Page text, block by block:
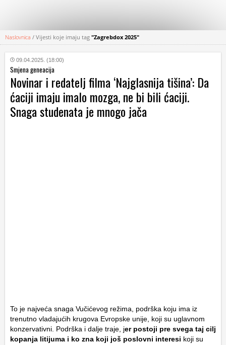
KATEGORIJE
HRVATSKI
WEB
Naslovnica / Vijesti koje imaju tag "Zagrebdox 2025"
09.04.2025. (18:00)
Smjena geneacija
Novinar i redatelj filma ‘Najglasnija tišina’: Da
ćaciji imaju imalo mozga, ne bi bili ćaciji.
Snaga studenata je mnogo jača
To je najveća snaga Vučićevog režima, podrška koju ima iz
trenutno vladajućih krugova Evropske unije, koji su uglavnom
konzervativni. Podrška i dalje traje, jer postoji pre svega taj cilj
kopanja litijuma i ko zna koji još poslovni interesi koji su